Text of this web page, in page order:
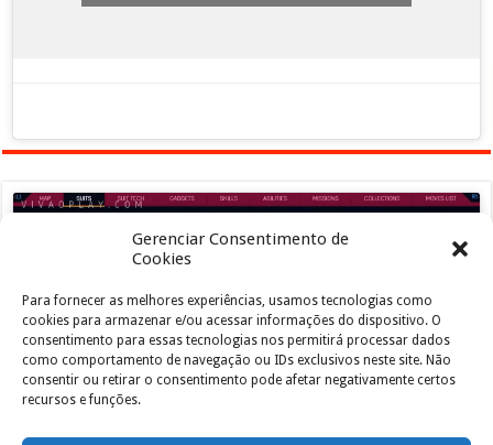
Gerenciar Consentimento de
Cookies
Para fornecer as melhores experiências, usamos tecnologias como
cookies para armazenar e/ou acessar informações do dispositivo. O
consentimento para essas tecnologias nos permitirá processar dados
como comportamento de navegação ou IDs exclusivos neste site. Não
consentir ou retirar o consentimento pode afetar negativamente certos
recursos e funções.
Clique para aceitar os cookies marketing e
ativar este conteúdo